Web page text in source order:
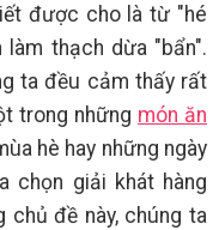
được cho là từ "hé
làm thạch dừa "bẩn".
ta đều cảm thấy rất
trong những món ăn
hè hay những ngày
chọn giải khát hàng
chủ đề này, chúng ta